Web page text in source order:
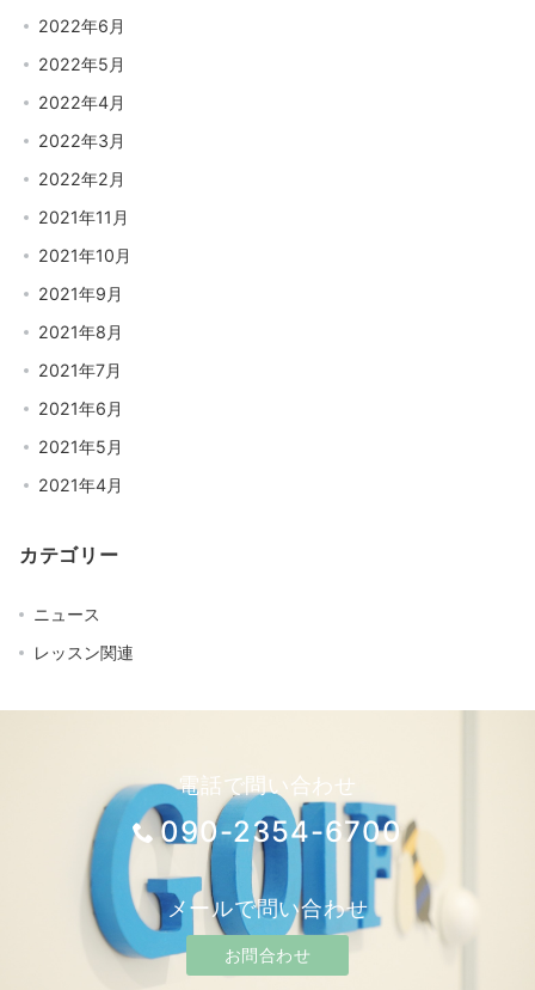
2022年6月
2022年5月
2022年4月
2022年3月
2022年2月
2021年11月
2021年10月
2021年9月
2021年8月
2021年7月
2021年6月
2021年5月
2021年4月
カテゴリー
ニュース
レッスン関連
電話で問い合わせ
090-2354-6700
メールで問い合わせ
お問合わせ